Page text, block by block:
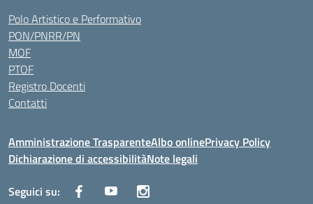
Polo Artistico e Performativo
PON/PNRR/PN
MOF
PTOF
Registro Docenti
Contatti
Amministrazione TrasparenteAlbo onlinePrivacy Policy
Dichiarazione di accessibilitàNote legali
Seguici su: